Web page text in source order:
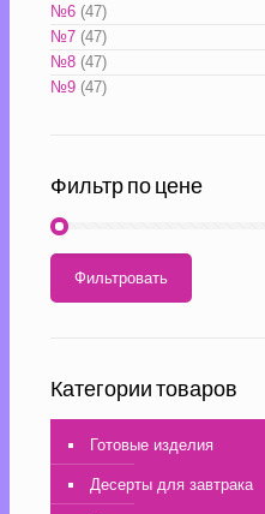
№6 (47)
№7 (47)
№8 (47)
№9 (47)
Фильтр по цене
Фильтровать
Категории товаров
Готовые изделия
Десерты для завтрака